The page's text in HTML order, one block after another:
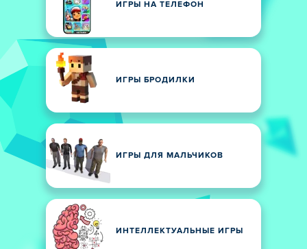
ИГРЫ НА ТЕЛЕФОН
ИГРЫ БРОДИЛКИ
ИГРЫ ДЛЯ МАЛЬЧИКОВ
ИНТЕЛЛЕКТУАЛЬНЫЕ ИГРЫ